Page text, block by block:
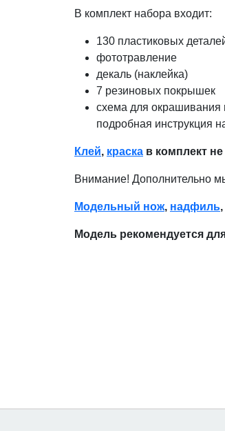
В комплект набора входит:
130 пластиковых
фототравление
декаль (наклейка)
7 резиновых покрышек
схема для окрашивания
подробная инструкция
Клей, краска в комплект
Внимание! Дополнительно
Модельный нож, надфиль,
Модель рекомендуется